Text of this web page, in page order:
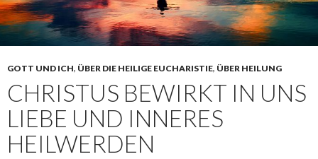
GOTT UND ICH, ÜBER DIE HEILIGE EUCHARISTIE, ÜBER HEILUNG
CHRISTUS BEWIRKT IN UNS
LIEBE UND INNERES
HEILWERDEN